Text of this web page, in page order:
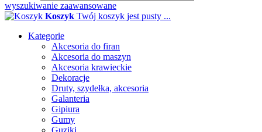
wyszukiwanie zaawansowane
Koszyk Twój koszyk jest pusty ...
Kategorie
Akcesoria do firan
Akcesoria do maszyn
Akcesoria krawieckie
Dekoracje
Druty, szydełka, akcesoria
Galanteria
Gipiura
Gumy
Guziki